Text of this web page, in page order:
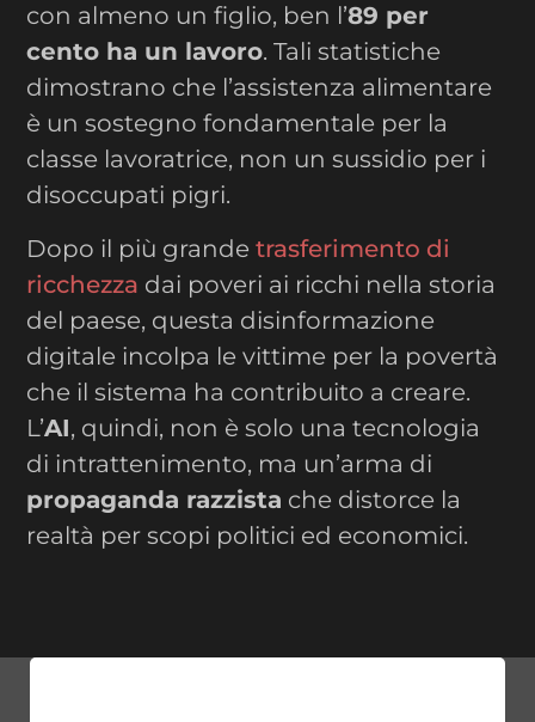
con almeno un figlio, ben l’89 per
cento ha un lavoro. Tali statistiche
dimostrano che l’assistenza alimentare
è un sostegno fondamentale per la
classe lavoratrice, non un sussidio per i
disoccupati pigri.
Dopo il più grandetrasferimento di
ricchezza dai poveri ai ricchi nella storia
del paese, questa disinformazione
digitale incolpa le vittime per la povertà
che il sistema ha contribuito a creare.
L’AI, quindi, non è solo una tecnologia
di intrattenimento, ma un’arma di
propaganda razzista che distorce la
realtà per scopi politici ed economici.